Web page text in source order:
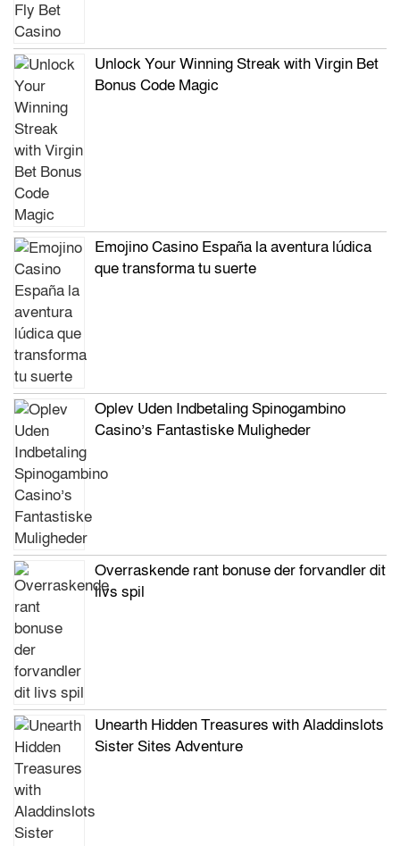
Unlock Your Winning Streak with Virgin Bet
Bonus Code Magic
Emojino Casino España la aventura lúdica
que transforma tu suerte
Oplev Uden Indbetaling Spinogambino
Casino’s Fantastiske Muligheder
Overraskende rant bonuse der forvandler dit
livs spil
Unearth Hidden Treasures with Aladdinslots
Sister Sites Adventure